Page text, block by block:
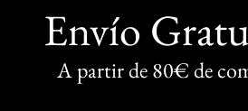
Envío
A partir de 80€ de